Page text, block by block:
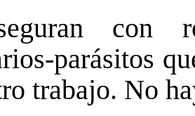
con
parásitos
trabajo. No